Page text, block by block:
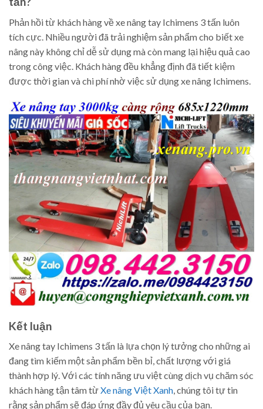
Phản hồi từ khách hàng về xe nâng tay Ichimens 3 tấn luôn
tích cực. Nhiều người đã trải nghiệm sản phẩm cho biết xe
nâng này không chỉ dễ sử dụng mà còn mang lại hiệu quả cao
trong công việc. Khách hàng đều khẳng định đã tiết kiệm
được thời gian và chi phí nhờ việc sử dụng xe nâng Ichimens.
Kết luận
Xe nâng tay Ichimens 3 tấn là lựa chọn lý tưởng cho những ai
đang tìm kiếm một sản phẩm bền bỉ, chất lượng với giá
thành hợp lý. Với các tính năng ưu việt cùng dịch vụ chăm sóc
khách hàng tận tâm từXe nâng Việt Xanh, chúng tôi tự tin
rằng sản phẩm sẽ đáp ứng đầy đủ yêu cầu của bạn.